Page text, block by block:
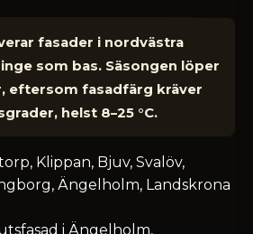
fasader i nordvästra
som bas. Säsongen löper
eftersom fasadfärg kräver
helst 8–25 °C.
Klippan, Bjuv, Svalöv,
Ängelholm, Landskrona
i Ängelholm,